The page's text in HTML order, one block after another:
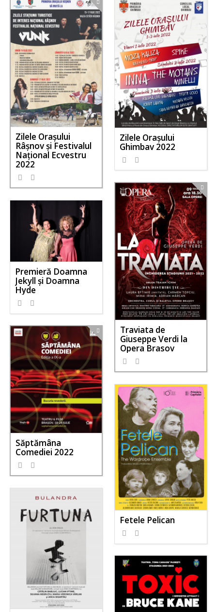
Zilele Orașului
Râșnov și Festivalul
Național Ecvestru
2022
Zilele Orașului
Ghimbav 2022
Traviata de
Giuseppe Verdi la
Opera Brasov
Premieră Doamna
Jekyll și Doamna
Hyde
Săptămâna
Comediei 2022
Fetele Pelican